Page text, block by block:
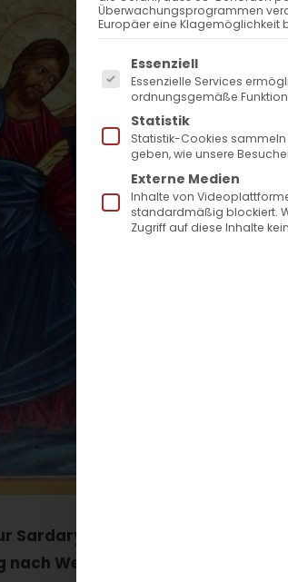
Sardaryan
Weihnachten, 2016
Überwachungsprogrammen
Europäer eine Klagemöglichkeit
Es folgt eine Liste der
Essenziell
Essenzielle Services
ordnungsgemäße
Statistik
Statistik-Cookies
geben, wie unsere
Externe Medien
Inhalte von
standardmäßig blockiert.
Zugriff auf diese Inhalte